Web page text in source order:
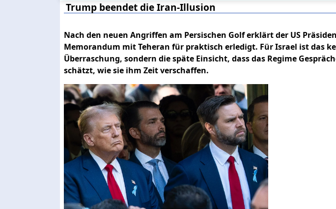
Trump beendet die Iran-Illusion
Nach den neuen Angriffen am Persischen Golf erklärt der US
Memorandum mit Teheran für praktisch erledigt. Für Israel ist das
Überraschung, sondern die späte Einsicht, dass das Regime
schätzt, wie sie ihm Zeit verschaffen.